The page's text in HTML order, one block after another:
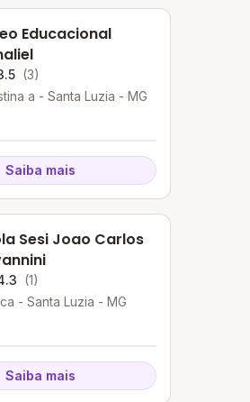
Educacional
(3)
a - Santa Luzia - MG
Saiba mais
Sesi Joao Carlos
(1)
- Santa Luzia - MG
Saiba mais